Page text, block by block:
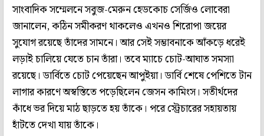
সাংবাদিক সম্মেলনে সবুজ-মেরুন হেডকোচ সের্জিও লোবেরা
জানালেন, কঠিন সমীকরণ থাকলেও এখনও শিরোপা জয়ের
সুযোগ রয়েছে তাঁদের সামনে। আর সেই সম্ভাবনাকে আঁকড়ে ধরেই
লড়াই চালিয়ে যেতে চান তাঁরা। তবে ম্যাচে চোট-আঘাত সমস্যা
রয়েছে। ডার্বিতে চোট পেয়েছেন আপুইয়া। ডার্বি শেষে পেশিতে টান
লাগার কারণে অস্বস্তিতে পড়েছিলেন জেসন কামিংস। সতীর্থদের
কাঁধে ভর দিয়ে মাঠ ছাড়তে হয় তাঁকে। পরে স্ট্রেচারের সহায়তায়
হাঁটতে দেখা যায় তাঁকে।